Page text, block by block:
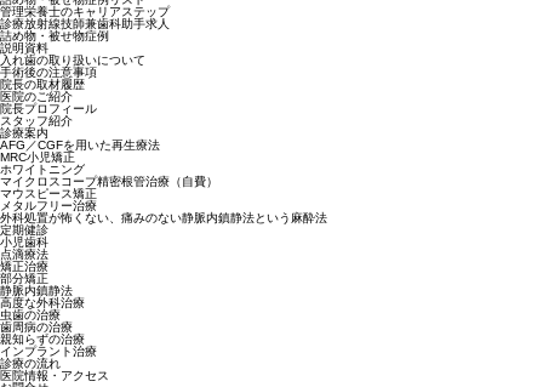
管理栄養士のキャリアステップ
診療放射線技師兼歯科助手求人
詰め物・被せ物症例
説明資料
入れ歯の取り扱いについて
手術後の注意事項
院長の取材履歴
医院のご紹介
院長プロフィール
スタッフ紹介
診療案内
AFG／CGFを用いた再生療法
MRC小児矯正
ホワイトニング
マイクロスコープ精密根管治療（自費）
マウスピース矯正
メタルフリー治療
外科処置が怖くない、痛みのない静脈内鎮静法という麻酔法
定期健診
小児歯科
点滴療法
矯正治療
部分矯正
静脈内鎮静法
高度な外科治療
虫歯の治療
歯周病の治療
親知らずの治療
インプラント治療
診療の流れ
医院情報・アクセス